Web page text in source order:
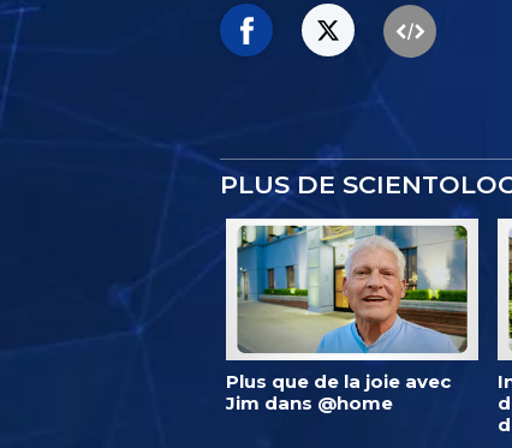
PLUS DE
Plus que de la joie avec
Jim dans @home